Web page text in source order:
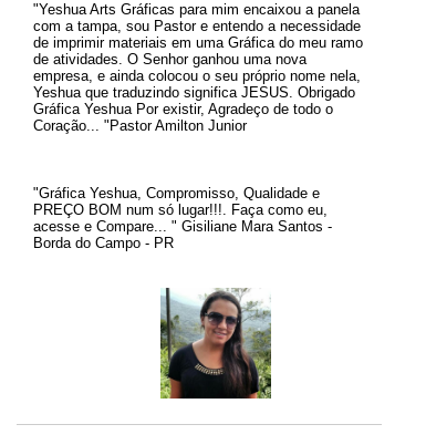
"Yeshua Arts Gráficas para mim encaixou a panela
com a tampa, sou Pastor e entendo a necessidade
de imprimir materiais em uma Gráfica do meu ramo
de atividades. O Senhor ganhou uma nova
empresa, e ainda colocou o seu próprio nome nela,
Yeshua que traduzindo significa JESUS. Obrigado
Gráfica Yeshua Por existir, Agradeço de todo o
Coração... "Pastor Amilton Junior
"Gráfica Yeshua, Compromisso, Qualidade e
PREÇO BOM num só lugar!!!. Faça como eu,
acesse e Compare... " Gisiliane Mara Santos -
Borda do Campo - PR